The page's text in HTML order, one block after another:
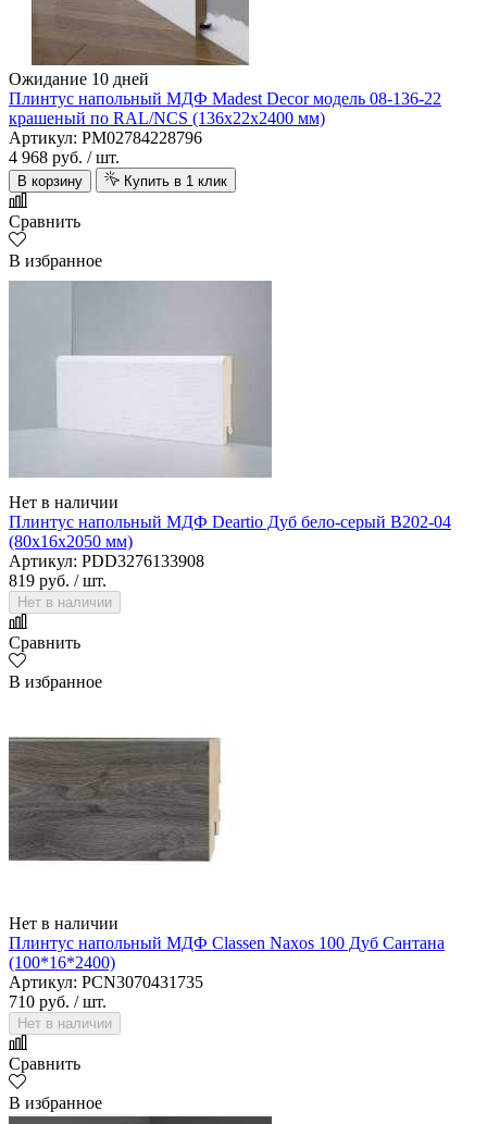
Ожидание 10 дней
Плинтус напольный МДФ Madest Decor модель 08-136-22
крашеный по RAL/NCS (136х22х2400 мм)
Артикул: PM02784228796
4 968 руб. / шт.
В корзину Купить в 1 клик
Сравнить
В избранное
Нет в наличии
Плинтус напольный МДФ Deartio Дуб бело-серый B202-04
(80х16х2050 мм)
Артикул: PDD3276133908
819 руб. / шт.
Нет в наличии
Сравнить
В избранное
Нет в наличии
Плинтус напольный МДФ Classen Naxos 100 Дуб Сантана
(100*16*2400)
Артикул: PCN3070431735
710 руб. / шт.
Нет в наличии
Сравнить
В избранное